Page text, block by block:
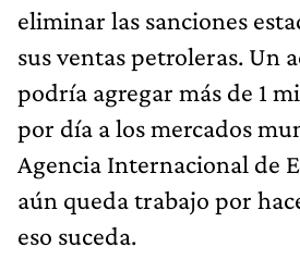
eliminar las sanciones
sus ventas petroleras. Un
podría agregar más de 1
por día a los mercados
Agencia Internacional de
aún queda trabajo por
eso suceda.